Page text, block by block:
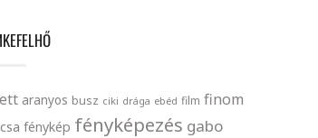
aranyos busz ciki drága ebéd film finom
fénykép fényképezés gabo